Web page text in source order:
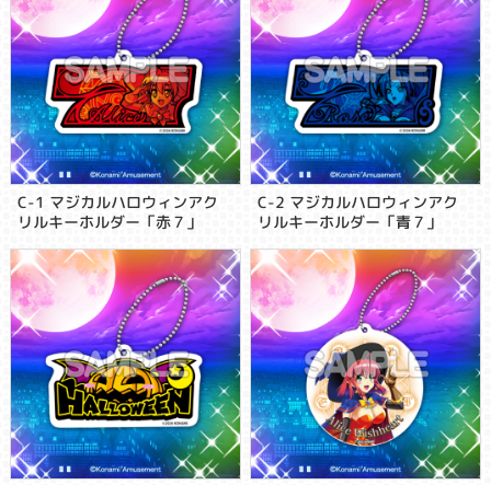
C-1 マジカルハロウィンアク
リルキーホルダー「赤７」
C-2 マジカルハロウィンアク
リルキーホルダー「青７」